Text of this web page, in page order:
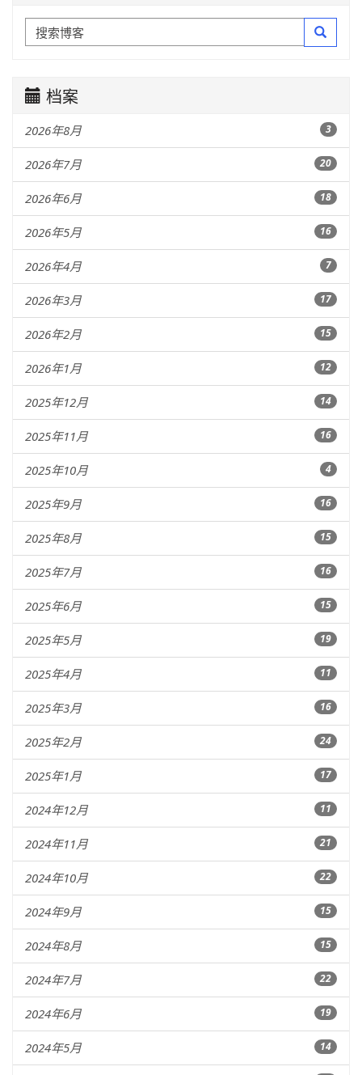
档案
2026年8月 3
2026年7月 20
2026年6月 18
2026年5月 16
2026年4月 7
2026年3月 17
2026年2月 15
2026年1月 12
2025年12月 14
2025年11月 16
2025年10月 4
2025年9月 16
2025年8月 15
2025年7月 16
2025年6月 15
2025年5月 19
2025年4月 11
2025年3月 16
2025年2月 24
2025年1月 17
2024年12月 11
2024年11月 21
2024年10月 22
2024年9月 15
2024年8月 15
2024年7月 22
2024年6月 19
2024年5月 14